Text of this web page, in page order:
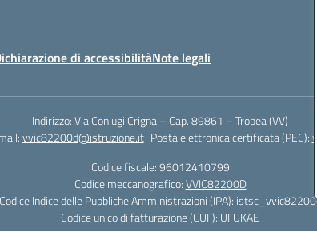
di accessibilitàNote legali
Indirizzo:Via Coniugi Crigna – Cap. 89861 – Tropea (VV)
vvic82200d@istruzione.it Posta elettronica certificata (PEC):
Codice fiscale: 96012410799
Codice meccanografico:VVIC82200D
Codice Indice delle Pubbliche Amministrazioni (IPA):
Codice unico di fatturazione (CUF): UFUKAE